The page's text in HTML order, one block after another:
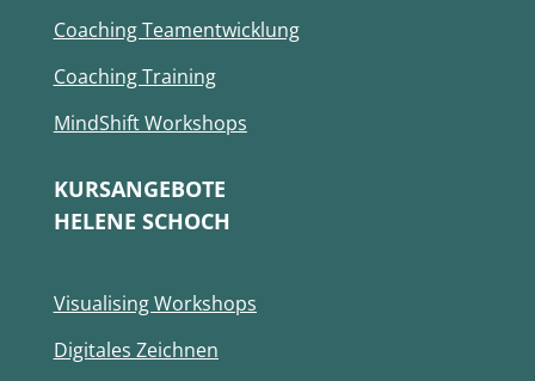
Coaching Teamentwicklung
Coaching Training
MindShift Workshops
KURSANGEBOTE
HELENE SCHOCH
Visualising Workshops
Digitales Zeichnen